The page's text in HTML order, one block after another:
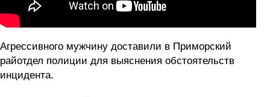
Агрессивного мужчину доставили в Приморский
райотдел полиции для выяснения обстоятельств
инцидента.